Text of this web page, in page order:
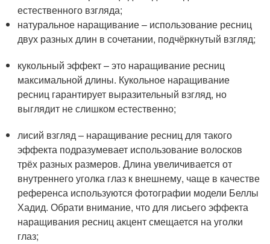
естественного взгляда;
натуральное наращивание – использование ресниц
двух разных длин в сочетании, подчёркнутый взгляд;
кукольный эффект – это наращивание ресниц
максимальной длины. Кукольное наращивание
ресниц гарантирует выразительный взгляд, но
выглядит не слишком естественно;
лисий взгляд – наращивание ресниц для такого
эффекта подразумевает использование волосков
трёх разных размеров. Длина увеличивается от
внутреннего уголка глаз к внешнему, чаще в качестве
референса используются фотографии модели Беллы
Хадид. Обрати внимание, что для лисьего эффекта
наращивания ресниц акцент смещается на уголки
глаз;